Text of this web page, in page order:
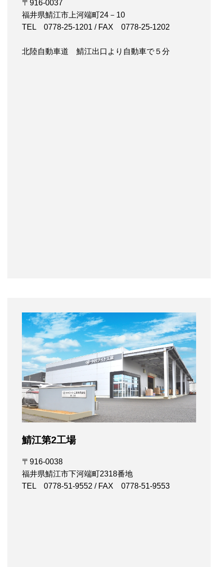
〒916-0037
福井県鯖江市上河端町24－10
TEL 0778-25-1201 / FAX 0778-25-1202
北陸自動車道 鯖江出口より自動車で５分
鯖江第2工場
〒916-0038
福井県鯖江市下河端町2318番地
TEL 0778-51-9552 / FAX 0778-51-9553